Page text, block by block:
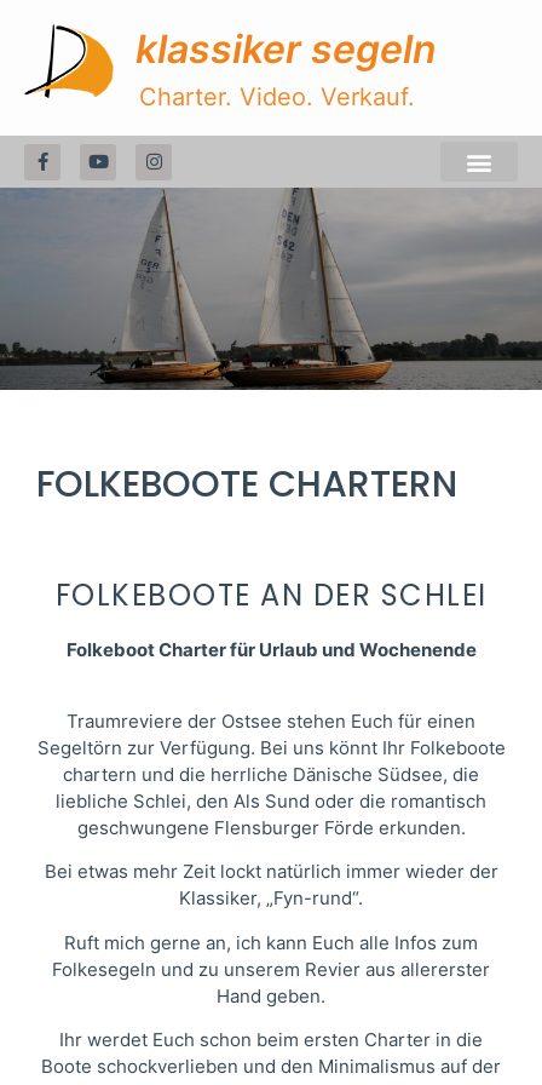
klassiker segeln
Charter. Video. Verkauf.
FOLKEBOOTE CHARTERN
FOLKEBOOTE AN DER SCHLEI
Folkeboot Charter für Urlaub und Wochenende
Traumreviere der Ostsee stehen Euch für einen
Segeltörn zur Verfügung. Bei uns könnt Ihr Folkeboote
chartern und die herrliche Dänische Südsee, die
liebliche Schlei, den Als Sund oder die romantisch
geschwungene Flensburger Förde erkunden.
Bei etwas mehr Zeit lockt natürlich immer wieder der
Klassiker, „Fyn-rund“.
Ruft mich gerne an, ich kann Euch alle Infos zum
Folkesegeln und zu unserem Revier aus allererster
Hand geben.
Ihr werdet Euch schon beim ersten Charter in die
Boote schockverlieben und den Minimalismus auf der